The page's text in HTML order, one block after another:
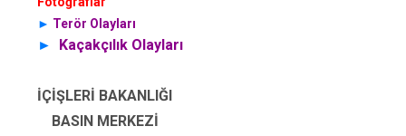
► Terör Olayları
► Kaçakçılık Olayları
İÇİŞLERİ BAKANLIĞI
BASIN MERKEZİ